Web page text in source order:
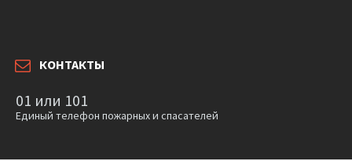
КОНТАКТЫ
01 или 101
Единый телефон пожарных и спасателей